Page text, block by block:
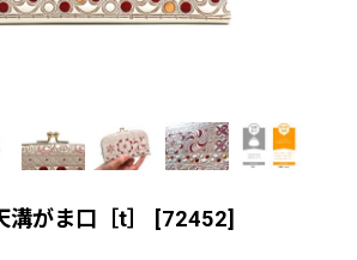
がま口［t］ [72452]